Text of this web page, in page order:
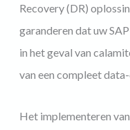
Recovery (DR)
garanderen dat uw
in het geval van
van een compleet
Het implementeren